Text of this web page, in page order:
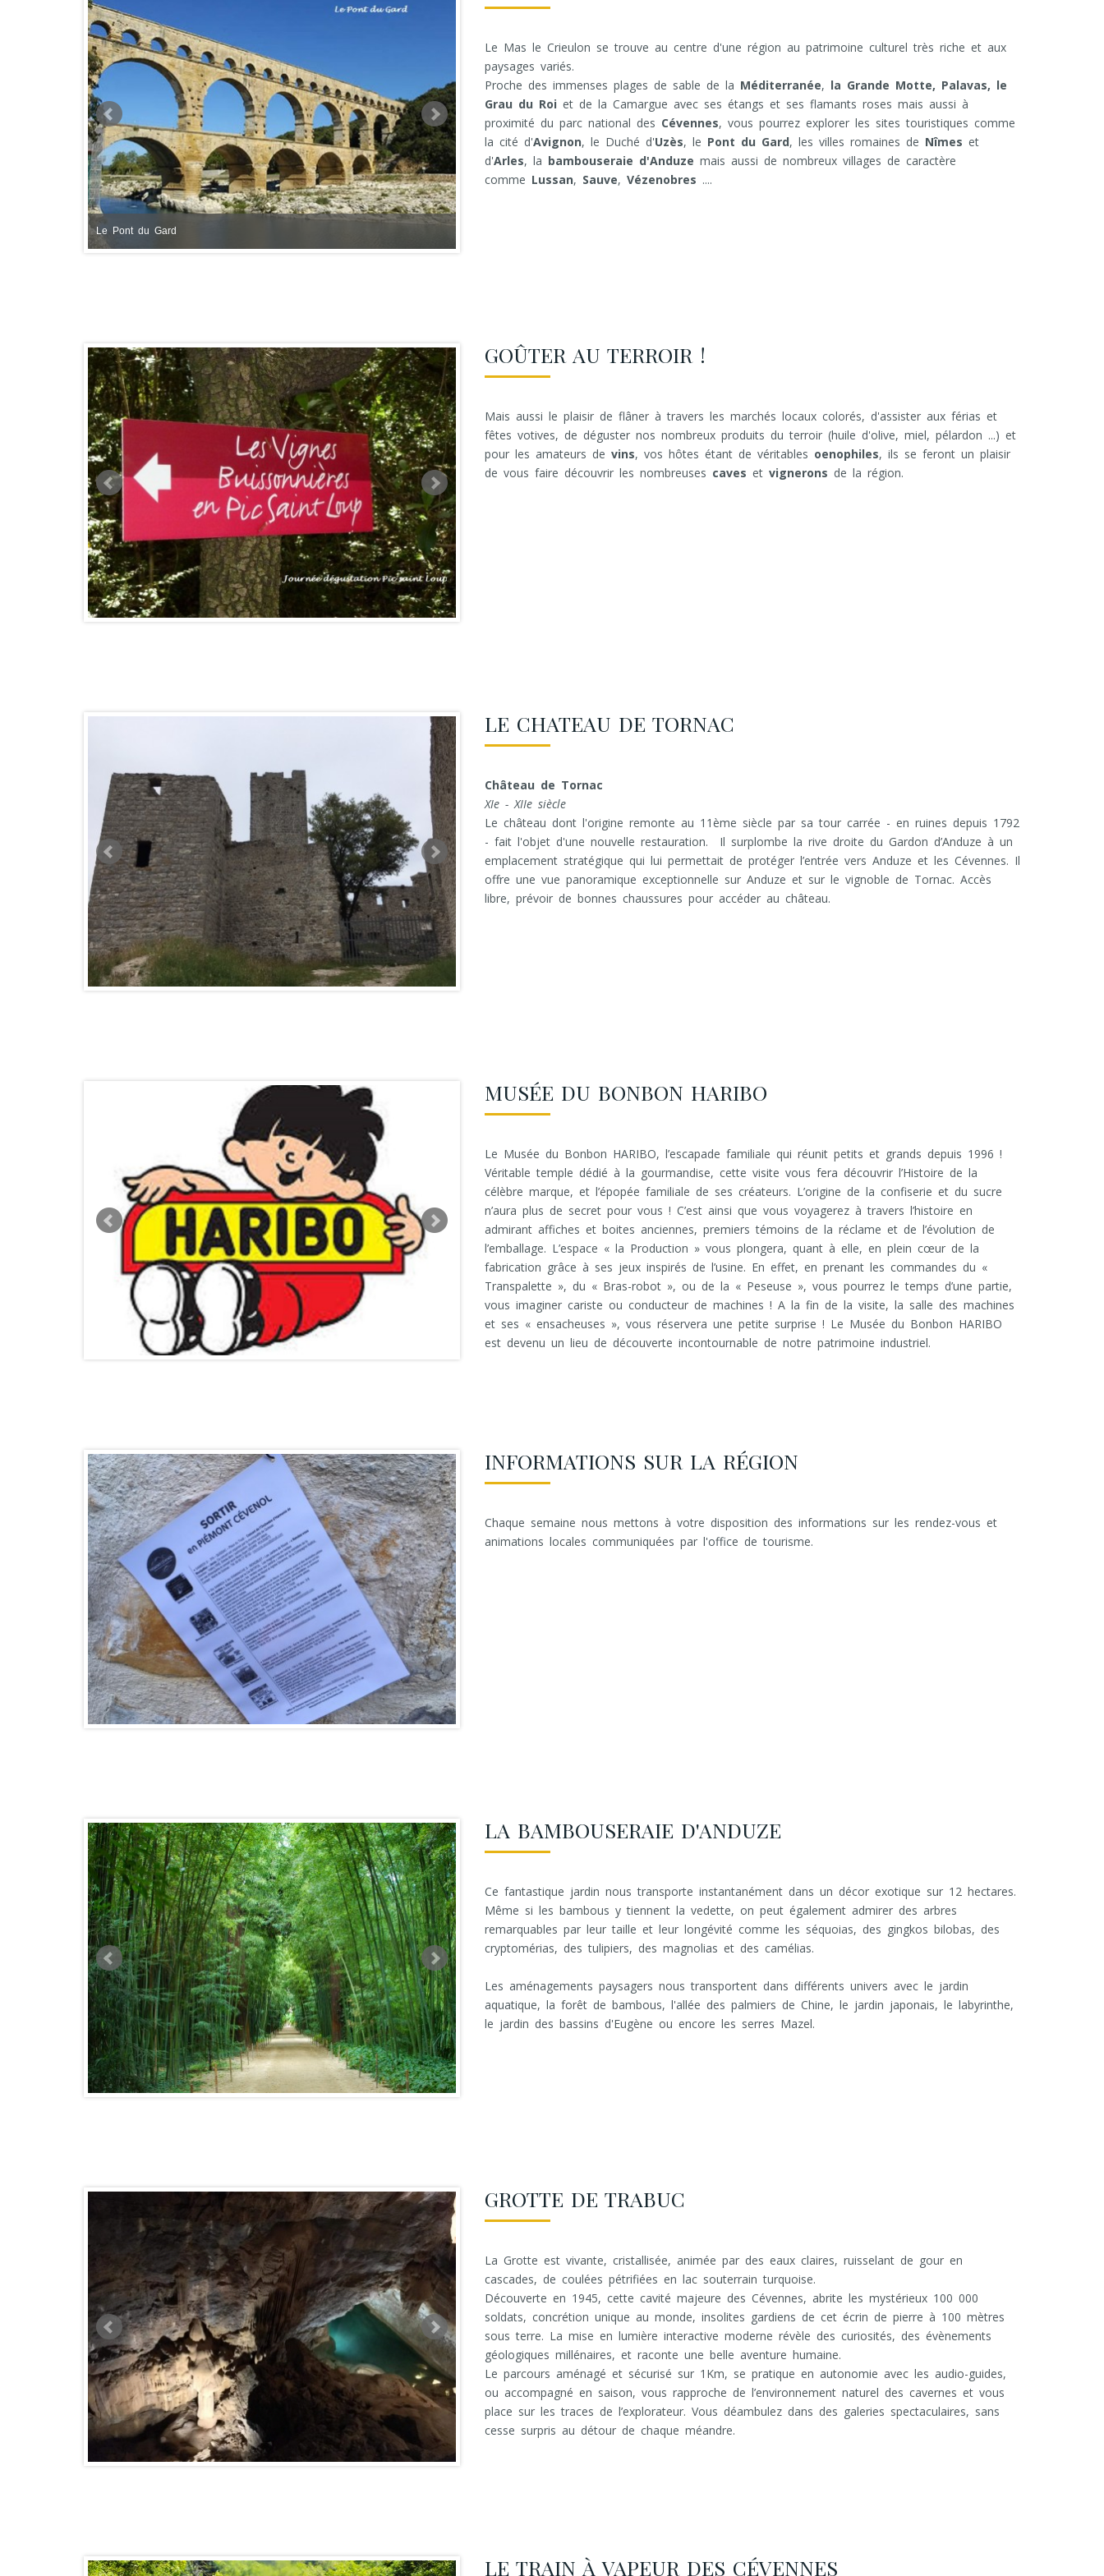
Le Pont du Gard
Le Mas le Crieulon se trouve au centre d'une région au patrimoine culturel très riche et aux
paysages variés.
Proche des immenses plages de sable de la Méditerranée, la Grande Motte, Palavas, le
Grau du Roi et de la Camargue avec ses étangs et ses flamants roses mais aussi à
proximité du parc national des Cévennes, vous pourrez explorer les sites touristiques comme
la cité d'Avignon, le Duché d'Uzès, le Pont du Gard, les villes romaines de Nîmes et
d'Arles, la bambouseraie d'Anduze mais aussi de nombreux villages de caractère
comme Lussan, Sauve, Vézenobres ....
GOÛTER AU TERROIR !
Mais aussi le plaisir de flâner à travers les marchés locaux colorés, d'assister aux férias et
fêtes votives, de déguster nos nombreux produits du terroir (huile d'olive, miel, pélardon ...) et
pour les amateurs de vins, vos hôtes étant de véritables oenophiles, ils se feront un plaisir
de vous faire découvrir les nombreuses caves etvignerons de la région.
LE CHATEAU DE TORNAC
Château de Tornac
XIe - XIIe siècle
Le château dont l'origine remonte au 11ème siècle par sa tour carrée - en ruines depuis 1792
- fait l'objet d'une nouvelle restauration. Il surplombe la rive droite du Gardon d’Anduze à un
emplacement stratégique qui lui permettait de protéger l’entrée vers Anduze et les Cévennes. Il
offre une vue panoramique exceptionnelle sur Anduze et sur le vignoble de Tornac. Accès
libre, prévoir de bonnes chaussures pour accéder au château.
La boutique
MUSÉE DU BONBON HARIBO
Le Musée du Bonbon HARIBO, l’escapade familiale qui réunit petits et grands depuis 1996 !
Véritable temple dédié à la gourmandise, cette visite vous fera découvrir l’Histoire de la
célèbre marque, et l’épopée familiale de ses créateurs. L’origine de la confiserie et du sucre
n’aura plus de secret pour vous ! C’est ainsi que vous voyagerez à travers l’histoire en
admirant affiches et boites anciennes, premiers témoins de la réclame et de l’évolution de
l’emballage. L’espace « la Production » vous plongera, quant à elle, en plein cœur de la
fabrication grâce à ses jeux inspirés de l’usine. En effet, en prenant les commandes du «
Transpalette », du « Bras-robot », ou de la « Peseuse », vous pourrez le temps d’une partie,
vous imaginer cariste ou conducteur de machines ! A la fin de la visite, la salle des machines
et ses « ensacheuses », vous réservera une petite surprise ! Le Musée du Bonbon HARIBO
est devenu un lieu de découverte incontournable de notre patrimoine industriel.
INFORMATIONS SUR LA RÉGION
Chaque semaine nous mettons à votre disposition des informations sur les rendez-vous et
animations locales communiquées par l'office de tourisme.
LA BAMBOUSERAIE D'ANDUZE
Ce fantastique jardin nous transporte instantanément dans un décor exotique sur 12 hectares.
Même si les bambous y tiennent la vedette, on peut également admirer des arbres
remarquables par leur taille et leur longévité comme les séquoias, des gingkos bilobas, des
cryptomérias, des tulipiers, des magnolias et des camélias.
Les aménagements paysagers nous transportent dans différents univers avec le jardin
aquatique, la forêt de bambous, l'allée des palmiers de Chine, le jardin japonais, le labyrinthe,
le jardin des bassins d'Eugène ou encore les serres Mazel.
GROTTE DE TRABUC
La Grotte est vivante, cristallisée, animée par des eaux claires, ruisselant de gour en
cascades, de coulées pétrifiées en lac souterrain turquoise.
Découverte en 1945, cette cavité majeure des Cévennes, abrite les mystérieux 100 000
soldats, concrétion unique au monde, insolites gardiens de cet écrin de pierre à 100 mètres
sous terre. La mise en lumière interactive moderne révèle des curiosités, des évènements
géologiques millénaires, et raconte une belle aventure humaine.
Le parcours aménagé et sécurisé sur 1Km, se pratique en autonomie avec les audio-guides,
ou accompagné en saison, vous rapproche de l’environnement naturel des cavernes et vous
place sur les traces de l’explorateur. Vous déambulez dans des galeries spectaculaires, sans
cesse surpris au détour de chaque méandre.
LE TRAIN À VAPEUR DES CÉVENNES